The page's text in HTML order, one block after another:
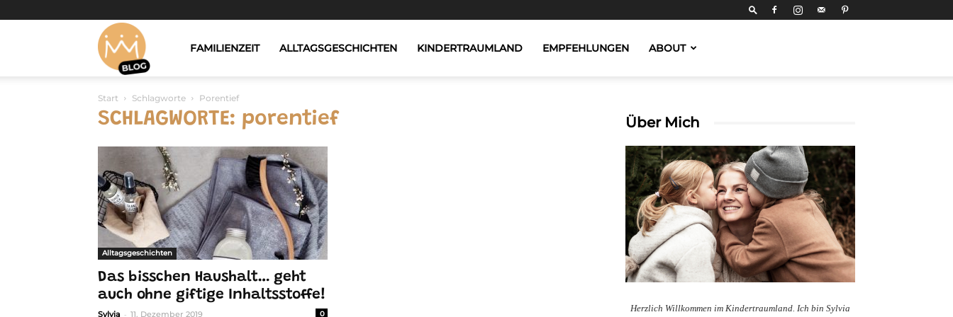
Dreams4Kids
-
Blog
FAMILIENZEIT ALLTAGSGESCHICHTEN KINDERTRAUMLAND EMPFEHLUNGEN ABOUT
Start Schlagworte Porentief
SCHLAGWORTE: porentief
Alltagsgeschichten
Das bisschen Haushalt… geht
auch ohne giftige Inhaltsstoffe!
Sylvia - 11. Dezember 2019 0
Über Mich
Herzlich Willkommen im Kindertraumland. Ich bin Sylvia